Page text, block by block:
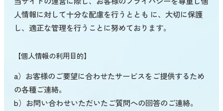
人情報に対して十分な配慮を行うととも に、大切に保護
し、適正な管理を行うことに努めております。
【個人情報の利用目的】
a）お客様のご要望に合わせたサービスをご提供するため
の各種ご連絡。
b）お問い合わせいただいたご質問への回答のご連絡。